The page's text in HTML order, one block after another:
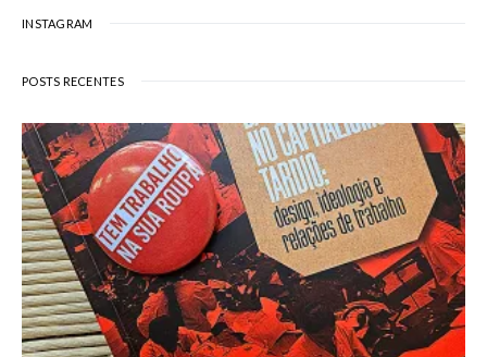
INSTAGRAM
POSTS RECENTES